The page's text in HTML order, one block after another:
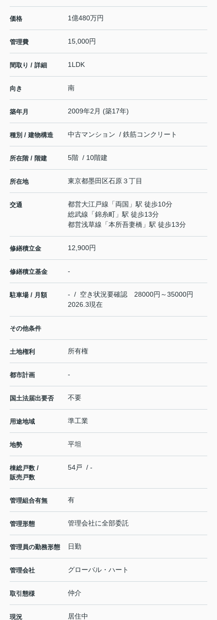
価格 1億480万円
管理費 15,000円
間取り / 詳細 1LDK
向き 南
築年月 2009年2月 (築17年)
種別 / 建物構造 中古マンション / 鉄筋コンクリート
所在階 / 階建 5階 / 10階建
所在地 東京都墨田区石原３丁目
交通 都営大江戸線 「両国 」駅 徒歩10分
総武線 「錦糸町 」駅 徒歩13分
都営浅草線 「本所吾妻橋 」駅 徒歩13分
修繕積立金 12,900円
修繕積立基金 -
駐車場 / 月額
- / 空き状況要確認 28000円～35000円
2026.3現在
その他条件
土地権利 所有権
都市計画 -
国土法届出要否 不要
用途地域 準工業
地勢 平坦
棟総戸数 /
販売戸数
54戸 / -
管理組合有無 有
管理形態 管理会社に全部委託
管理員の勤務形態 日勤
管理会社 グローバル・ハート
取引態様 仲介
現況 居住中